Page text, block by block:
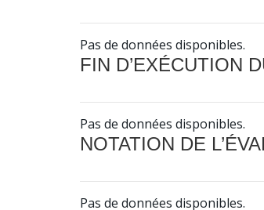
Pas de données disponibles.
FIN D’EXÉCUTION
Pas de données disponibles.
NOTATION DE
Pas de données disponibles.